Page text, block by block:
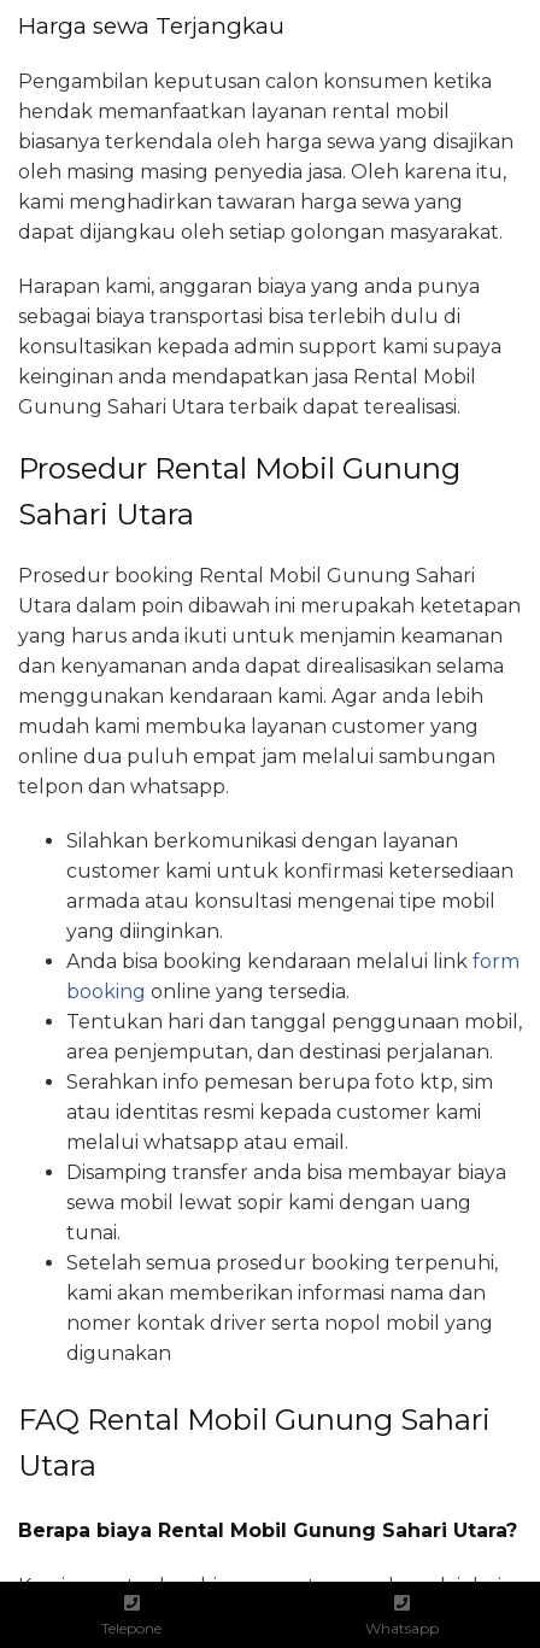
Harga sewa Terjangkau
Pengambilan keputusan calon konsumen ketika
hendak memanfaatkan layanan rental mobil
biasanya terkendala oleh harga sewa yang disajikan
oleh masing masing penyedia jasa. Oleh karena itu,
kami menghadirkan tawaran harga sewa yang
dapat dijangkau oleh setiap golongan masyarakat.
Harapan kami, anggaran biaya yang anda punya
sebagai biaya transportasi bisa terlebih dulu di
konsultasikan kepada admin support kami supaya
keinginan anda mendapatkan jasa Rental Mobil
Gunung Sahari Utara terbaik dapat terealisasi.
Prosedur Rental Mobil Gunung
Sahari Utara
Prosedur booking Rental Mobil Gunung Sahari
Utara dalam poin dibawah ini merupakah ketetapan
yang harus anda ikuti untuk menjamin keamanan
dan kenyamanan anda dapat direalisasikan selama
menggunakan kendaraan kami. Agar anda lebih
mudah kami membuka layanan customer yang
online dua puluh empat jam melalui sambungan
telpon dan whatsapp.
Silahkan berkomunikasi dengan layanan
customer kami untuk konfirmasi ketersediaan
armada atau konsultasi mengenai tipe mobil
yang diinginkan.
Anda bisa booking kendaraan melalui link form
booking online yang tersedia.
Tentukan hari dan tanggal penggunaan mobil,
area penjemputan, dan destinasi perjalanan.
Serahkan info pemesan berupa foto ktp, sim
atau identitas resmi kepada customer kami
melalui whatsapp atau email.
Disamping transfer anda bisa membayar biaya
sewa mobil lewat sopir kami dengan uang
tunai.
Setelah semua prosedur booking terpenuhi,
kami akan memberikan informasi nama dan
nomer kontak driver serta nopol mobil yang
digunakan
FAQ Rental Mobil Gunung Sahari
Utara
Berapa biaya Rental Mobil Gunung Sahari Utara?
Kami menetapkan biaya sewa termurah mulai dari
Rp 300.000 untuk layanan rental mobil durasi
Telepone Whatsapp